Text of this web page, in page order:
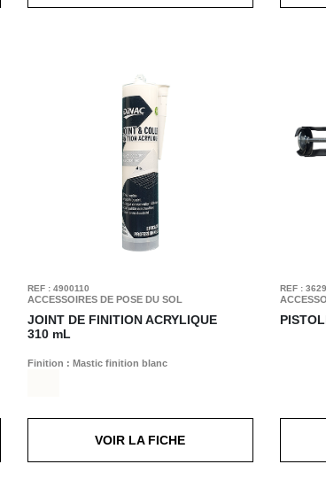
REF : 4900110
ACCESSOIRES DE POSE DU SOL
JOINT DE FINITION ACRYLIQUE
310 mL
Finition : Mastic finition blanc
VOIR LA FICHE
REF :